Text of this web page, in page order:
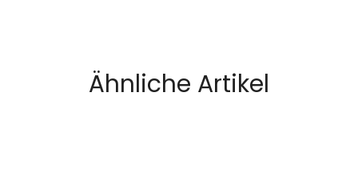
Ähnliche Artikel